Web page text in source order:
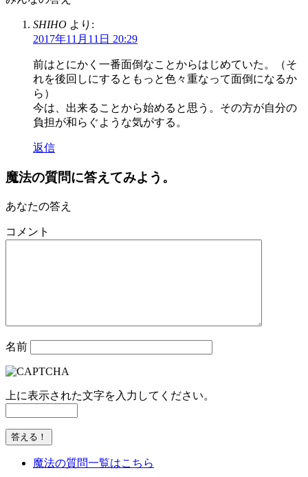
SHIHO より:
2017年11月11日 20:29
前はとにかく一番面倒なことからはじめていた。（そ
れを後回しにするともっと色々重なって面倒になるか
ら）
今は、出来ることから始めると思う。その方が自分の
負担が和らぐような気がする。
返信
魔法の質問に答えてみよう。
あなたの答え
コメント
名前
上に表示された文字を入力してください。
魔法の質問一覧はこちら